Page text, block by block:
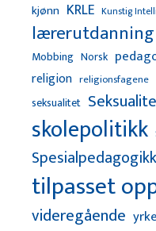
kjønn KRLE Kunstig
lærerutdanning
Mobbing Norsk
religion religionsfagene
seksualitet
skolepolitikk
Spesialpedagogikk
tilpasset
videregående